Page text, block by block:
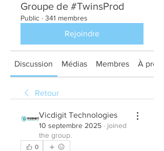
Groupe de #TwinsProd
Public · 341 membres
Rejoindre
Discussion Médias Membres À
Retour
Vicdigit Technologies
10 septembre 2025 · joined
the group.
0